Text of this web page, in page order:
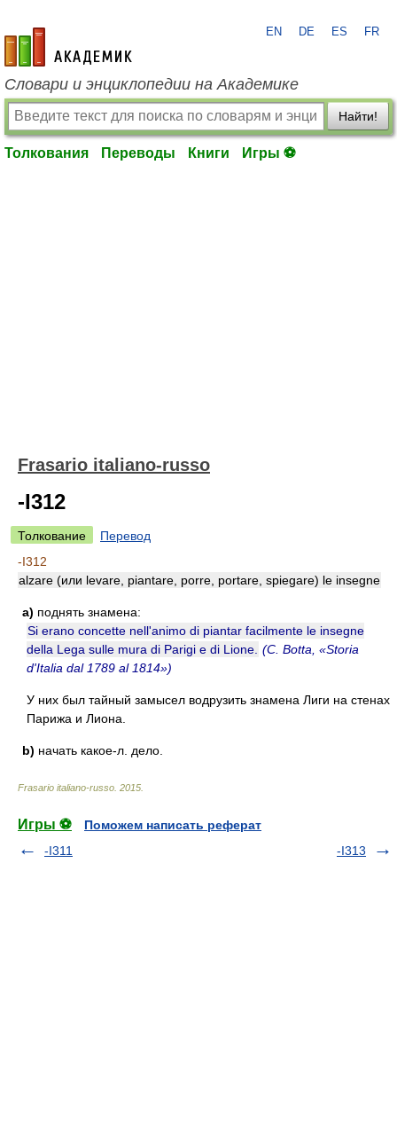
academic.ru
EN DE ES FR
Словари и энциклопедии на Академике
Найти!
Толкования Переводы Книги Игры ⚽
Frasario italiano-russo
-I312
Толкование
Перевод
-I312
alzare (или levare, piantare, porre, portare, spiegare) le insegne
a) поднять знамена:
Si erano concette nell'animo di piantar facilmente le insegne
della Lega sulle mura di Parigi e di Lione. (C. Botta, «Storia
d'Italia dal 1789 al 1814»)
У них был тайный замысел водрузить знамена Лиги на стенах
Парижа и Лиона.
b) начать какое-л. дело.
Frasario italiano-russo 2015
Игры ⚽
Поможем написать реферат
-I311
-I313